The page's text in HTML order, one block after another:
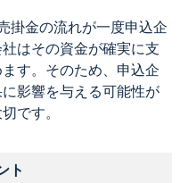
掛金の流れが一度申込企
はその資金が確実に支
す。そのため、申込企
影響を与える可能性が
です。
ト